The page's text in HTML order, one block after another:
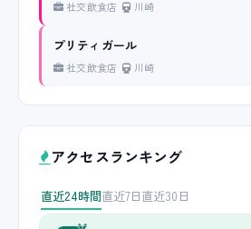
社交飲食店 川崎
プリティガール
社交飲食店 川崎
アクセスランキング
直近24時間直近7日直近30日